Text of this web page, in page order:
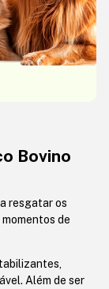
Bovino
resgatar os
de
Além de ser